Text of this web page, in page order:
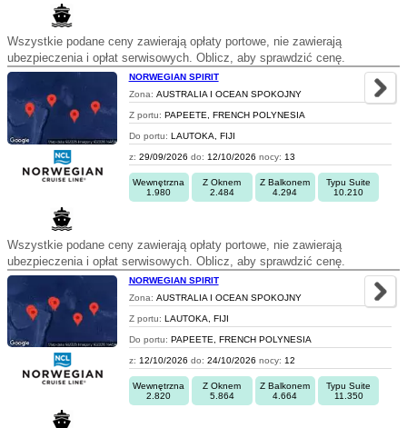
Wszystkie podane ceny zawierają opłaty portowe, nie zawierają
ubezpieczenia i opłat serwisowych. Oblicz, aby sprawdzić cenę.
NORWEGIAN SPIRIT
Zona: AUSTRALIA I OCEAN SPOKOJNY
Z portu: PAPEETE, FRENCH POLYNESIA
Do portu: LAUTOKA, FIJI
z: 29/09/2026 do: 12/10/2026 nocy: 13
Wewnętrzna
1.980
Z Oknem
2.484
Z Balkonem
4.294
Typu Suite
10.210
Wszystkie podane ceny zawierają opłaty portowe, nie zawierają
ubezpieczenia i opłat serwisowych. Oblicz, aby sprawdzić cenę.
NORWEGIAN SPIRIT
Zona: AUSTRALIA I OCEAN SPOKOJNY
Z portu: LAUTOKA, FIJI
Do portu: PAPEETE, FRENCH POLYNESIA
z: 12/10/2026 do: 24/10/2026 nocy: 12
Wewnętrzna
2.820
Z Oknem
5.864
Z Balkonem
4.664
Typu Suite
11.350